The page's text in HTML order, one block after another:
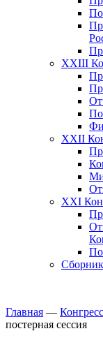
XXIII
XXII
XXI
Главная —
постерная сессия